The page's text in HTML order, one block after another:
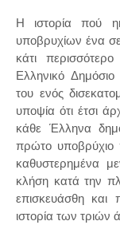
Η ιστορία πού
υποβρυχίων ένα
κάτι
Ελληνικό
του ενός
υποψία ότι έτσι
κάθε Έλληνα
πρώτο υποβρύχιο
καθυστερημένα
κλήση κατά την
επισκευάσθη
ιστορία των